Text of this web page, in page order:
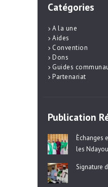
Catégories
A la une
Aides
Convention
Dons
Guides
Partenariat
Publication
Èchanges
les
Signature